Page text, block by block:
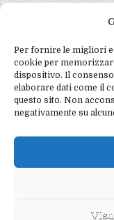
Per fornire le migliori
cookie per
dispositivo. Il
elaborare dati come il
questo sito. Non
negativamente su
Criptovalute e mining
Hardware e software
Informatica e